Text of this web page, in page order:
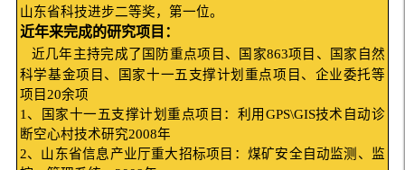
山东省科技进步二等奖，第一位。
近年来完成的研究项目：
近几年主持完成了国防重点项目、国家863项目、国家自然
科学基金项目、国家十一五支撑计划重点项目、企业委托等
项目 20余项
1 、国家十一五支撑计划重点项目：利用 GPS\GIS技术自动诊
断空心村技术研究2008年
2、山东省信息产业厅重大招标项目：煤矿安全自动监测、监